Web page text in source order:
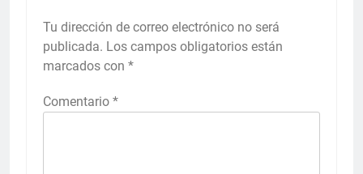
Tu dirección de correo electrónico no será
publicada. Los campos obligatorios están
marcados con *
Comentario *